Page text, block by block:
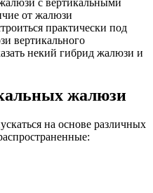
от жалюзи
практически под
вертикального
некий гибрид жалюзи и
жалюзи
на основе различных